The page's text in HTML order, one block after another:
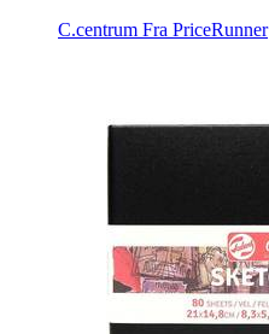
C.centrum Fra PriceRunner